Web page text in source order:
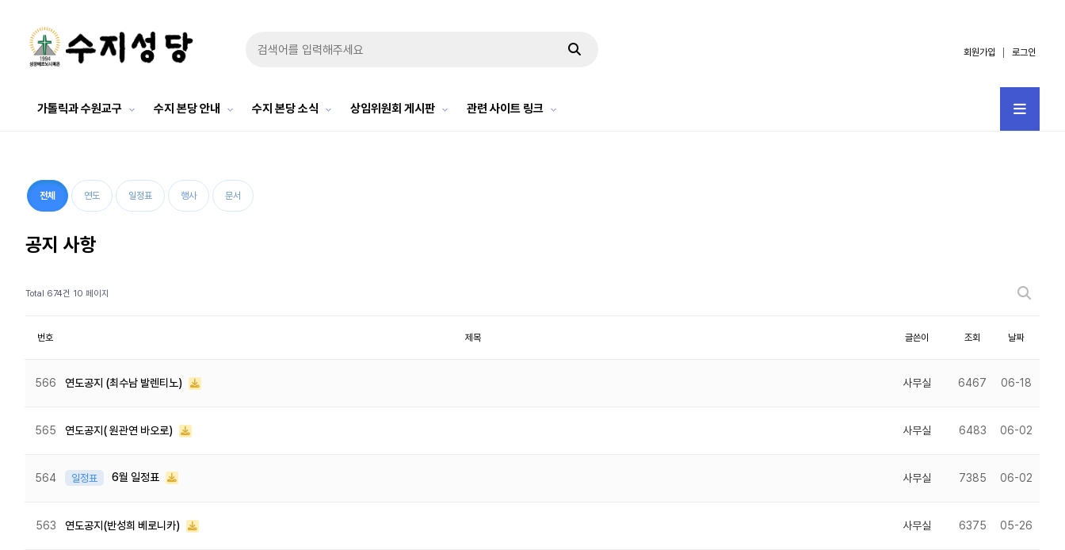
회원가입 로그인
가톨릭과 수원교구 수지 본당 안내 수지 본당 소식 상임위원회 게시판 관련 사이트 링크
전체 연도 일정표 행사 문서
공지 사항
Total 674건 10 페이지
번호 제목 글쓴이 조회 날짜
566 연도공지 (최수남 발렌티노) 사무실 6467 06-18
565 연도공지( 원관연 바오로) 사무실 6483 06-02
564 일정표 6월 일정표 사무실 7385 06-02
563 연도공지(반성희 베로니카) 사무실 6375 05-26